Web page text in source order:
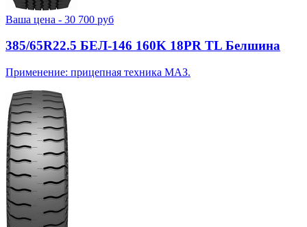
Ваша цена - 30 700 руб
385/65R22.5 БЕЛ-146 160K 18PR TL Белшина
Применение: прицепная техника МАЗ.